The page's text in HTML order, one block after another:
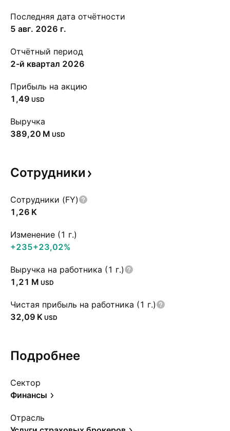
Последняя дата отчётности
5 авг. 2026 г.
Отчётный период
2-й квартал 2026
Прибыль на акцию
1,49 USD
Выручка
‪389,20 M‬ USD
Сотрудники
Сотрудники (FY)
‪1,26 K‬
Изменение (1 г.)
+235+23,02%
Выручка на работника (1 г.)
‪1,21 M‬ USD
Чистая прибыль на работника (1 г.)
‪32,09 K‬ USD
Подробнее
Сектор
Финансы
Отрасль